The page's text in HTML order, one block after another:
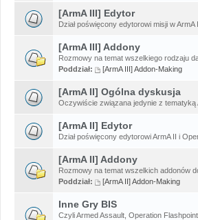
[ArmA III] Edytor
Dział poświęcony edytorowi misji w ArmA
[ArmA III] Addony
Rozmowy na temat wszelkiego rodzaju
Poddział:
[ArmA III] Addon-Making
[ArmA II] Ogólna dyskusja
Oczywiście związana jedynie z tematyką
[ArmA II] Edytor
Dział poświęcony edytorowi ArmA II i
[ArmA II] Addony
Rozmowy na temat wszelkich addonów
Poddział:
[ArmA II] Addon-Making
Inne Gry BIS
Czyli Armed Assault, Operation